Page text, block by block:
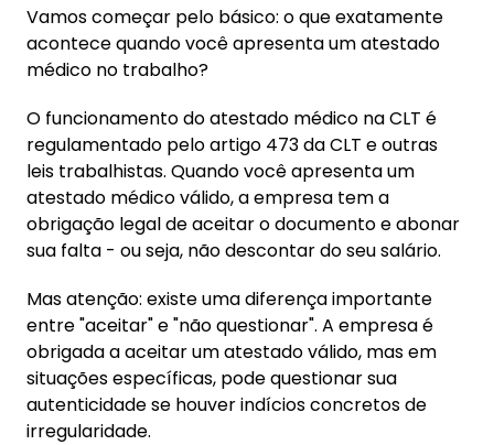
5. Como comprovar a validade do atestado
médico?
5.1. Onde buscar ajuda jurídica gratuita?
6. Dicas práticas para não ter problemas com
atestado médico
6.1. Documentação necessária
Vamos começar pelo básico: o que exatamente
acontece quando você apresenta um atestado
médico no trabalho?
O funcionamento do atestado médico na CLT é
regulamentado pelo artigo 473 da CLT e outras
leis trabalhistas. Quando você apresenta um
atestado médico válido, a empresa tem a
obrigação legal de aceitar o documento e abonar
sua falta - ou seja, não descontar do seu salário.
Mas atenção: existe uma diferença importante
entre "aceitar" e "não questionar". A empresa é
obrigada a aceitar um atestado válido, mas em
situações específicas, pode questionar sua
autenticidade se houver indícios concretos de
irregularidade.